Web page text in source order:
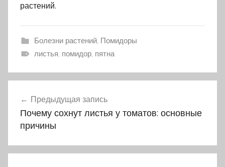
растений.
Болезни растений, Помидоры
листья, помидор, пятна
Навигация
по
Предыдущая запись
Почему сохнут листья у томатов: основные
причины